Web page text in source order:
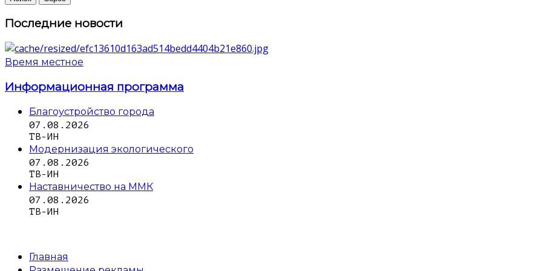
Последние новости
Время местное
Информационная программа
Благоустройство города
07.08.2026
ТВ-ИН
Модернизация экологического
07.08.2026
ТВ-ИН
Наставничество на ММК
07.08.2026
ТВ-ИН
Главная